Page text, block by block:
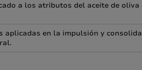
a los atributos del aceite de oliva
en la impulsión y